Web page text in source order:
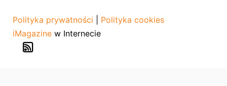
Polityka prywatności
Polityka cookies
iMagazine w Internecie